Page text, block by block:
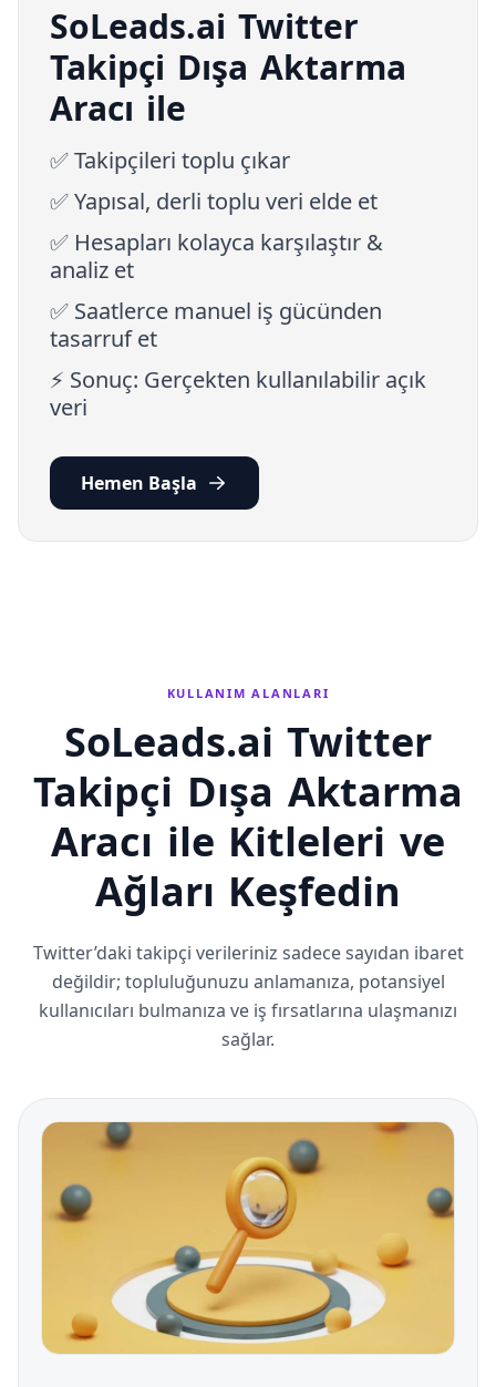
SoLeads.ai Twitter
Takipçi Dışa Aktarma
Aracı ile
✅ Takipçileri toplu çıkar
✅ Yapısal, derli toplu veri elde et
✅ Hesapları kolayca karşılaştır &
analiz et
✅ Saatlerce manuel iş gücünden
tasarruf et
⚡ Sonuç: Gerçekten kullanılabilir açık
veri
Hemen Başla
KULLANIM ALANLARI
SoLeads.ai Twitter
Takipçi Dışa Aktarma
Aracı ile Kitleleri ve
Ağları Keşfedin
Twitter’daki takipçi verileriniz sadece sayıdan ibaret
değildir; topluluğunuzu anlamanıza, potansiyel
kullanıcıları bulmanıza ve iş fırsatlarına ulaşmanızı
sağlar.